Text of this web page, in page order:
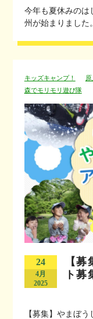
今年も夏休みのは
州が始まりました
キッズキャンプ！
森でモリモリ遊び隊
24
4月
2025
【
ト募
【募集】やまぼ